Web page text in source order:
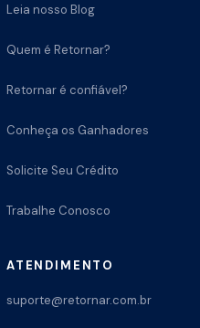
Leia nosso Blog
Quem é Retornar?
Retornar é confiável?
Conheça os Ganhadores
Solicite Seu Crédito
Trabalhe Conosco
ATENDIMENTO
suporte@retornar.com.br